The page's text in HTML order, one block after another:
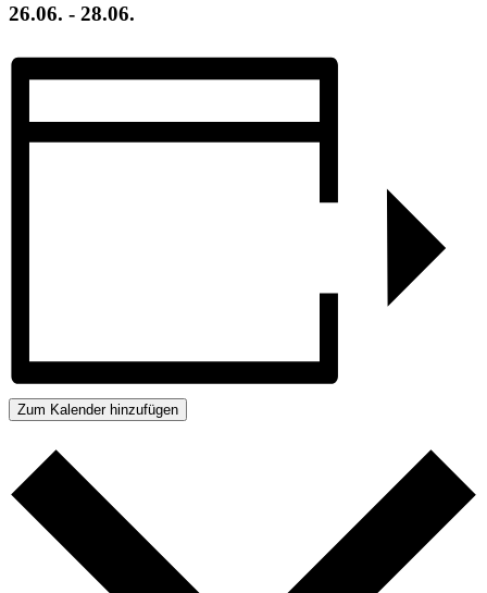
26.06. - 28.06.
Zum Kalender hinzufügen